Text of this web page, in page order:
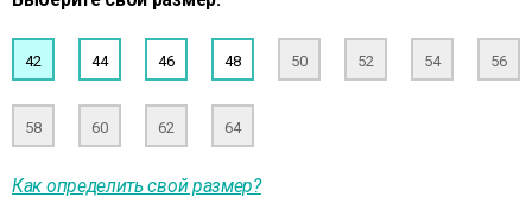
42 44 46 48 50 52 54 56
58 60 62 64
Как определить свой размер?